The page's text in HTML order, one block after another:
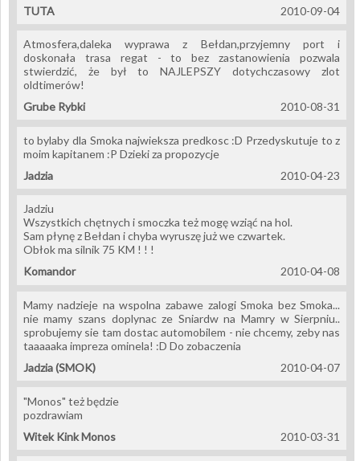
2010-09-04
TUTA
Atmosfera,daleka wyprawa z Bełdan,przyjemny port i
doskonała trasa regat - to bez zastanowienia pozwala
stwierdzić, że był to NAJLEPSZY dotychczasowy zlot
oldtimerów!
2010-08-31
Grube Rybki
to bylaby dla Smoka najwieksza predkosc :D Przedyskutuje to z
moim kapitanem :P Dzieki za propozycje
2010-04-23
Jadzia
Jadziu
Wszystkich chętnych i smoczka też mogę wziąć na hol.
Sam płynę z Bełdan i chyba wyruszę już we czwartek.
Obłok ma silnik 75 KM ! ! !
2010-04-08
Komandor
Mamy nadzieje na wspolna zabawe zalogi Smoka bez Smoka...
nie mamy szans doplynac ze Sniardw na Mamry w Sierpniu..
sprobujemy sie tam dostac automobilem - nie chcemy, zeby nas
taaaaaka impreza ominela! :D Do zobaczenia
2010-04-07
Jadzia (SMOK)
"Monos" też będzie
pozdrawiam
2010-03-31
Witek Kink Monos